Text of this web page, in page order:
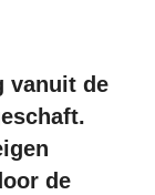
vanuit de
de